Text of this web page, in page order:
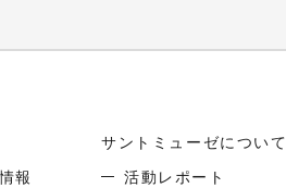
報
サントミューゼについて
活動レポート